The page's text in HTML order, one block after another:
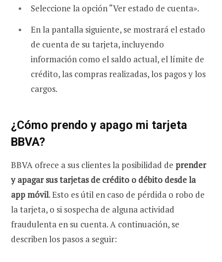
Seleccione la opción “Ver estado de cuenta».
En la pantalla siguiente, se mostrará el estado
de cuenta de su tarjeta, incluyendo
información como el saldo actual, el límite de
crédito, las compras realizadas, los pagos y los
cargos.
¿Cómo prendo y apago mi tarjeta
BBVA?
BBVA ofrece a sus clientes la posibilidad de prender
y apagar sus tarjetas de crédito o débito desde la
app móvil. Esto es útil en caso de pérdida o robo de
la tarjeta, o si sospecha de alguna actividad
fraudulenta en su cuenta. A continuación, se
describen los pasos a seguir: